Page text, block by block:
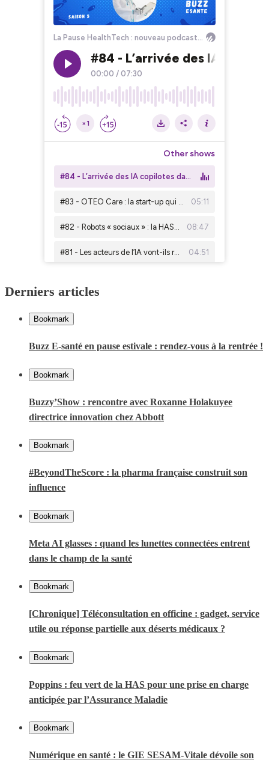
Derniers articles
Bookmark
Buzz E-santé en pause estivale : rendez-vous à la rentrée !
Bookmark
Buzzy’Show : rencontre avec Roxanne Holakuyee
directrice innovation chez Abbott
Bookmark
#BeyondTheScore : la pharma française construit son
influence
Bookmark
Meta AI glasses : quand les lunettes connectées entrent
dans le champ de la santé
Bookmark
[Chronique] Téléconsultation en officine : gadget, service
utile ou réponse partielle aux déserts médicaux ?
Bookmark
Poppins : feu vert de la HAS pour une prise en charge
anticipée par l’Assurance Maladie
Bookmark
Numérique en santé : le GIE SESAM-Vitale dévoile son